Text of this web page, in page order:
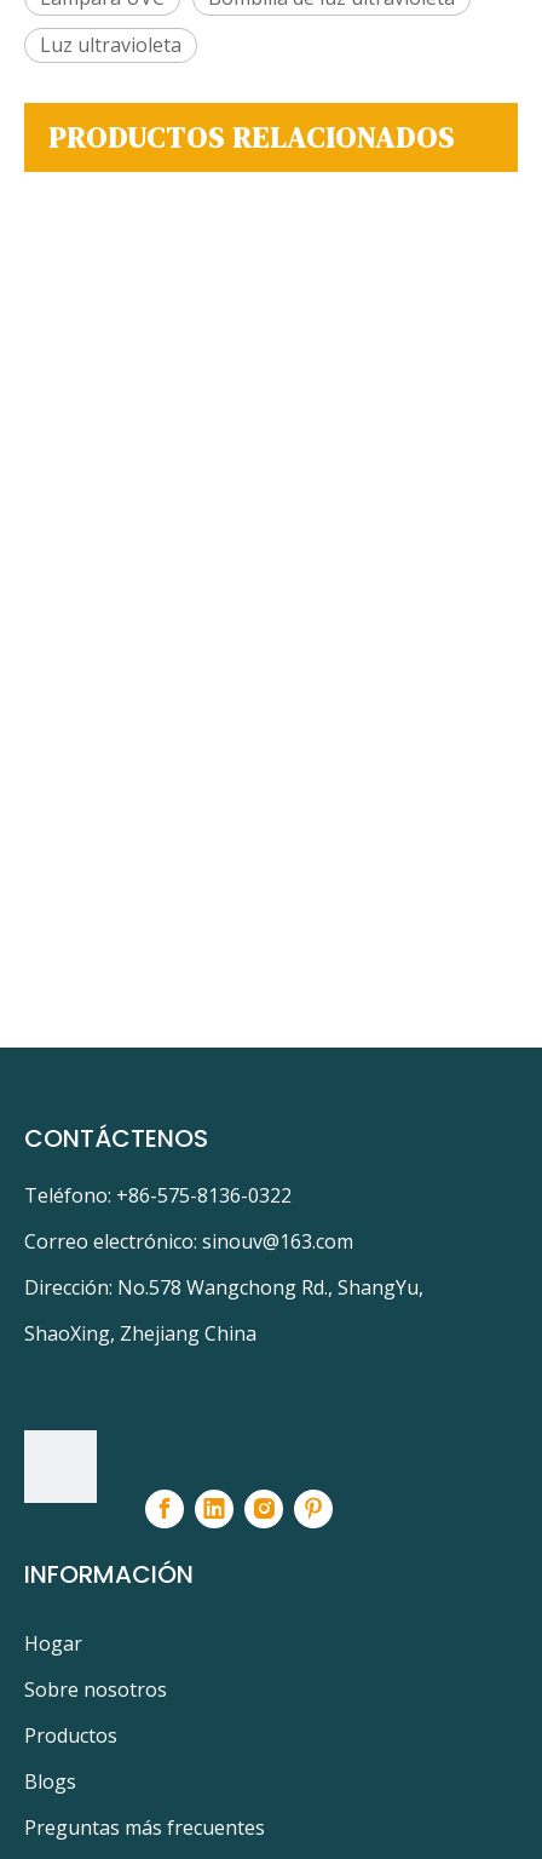
Luz ultravioleta
PRODUCTOS RELACIONADOS
CONTÁCTENOS
Teléfono: +86-575-8136-0322
Correo electrónico: sinouv@163.com
Dirección: No.578 Wangchong Rd., ShangYu,
ShaoXing, Zhejiang China
INFORMACIÓN
Hogar
Sobre nosotros
Productos
Blogs
Preguntas más frecuentes